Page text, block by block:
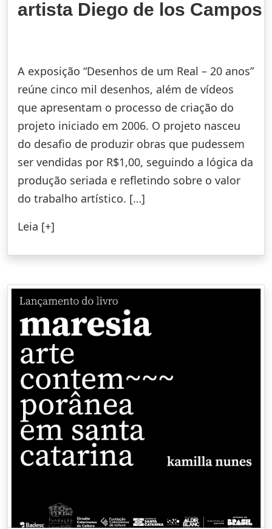
artista Diego de los Campos
A exposição “Desenhos de um Real – 20 anos”
reúne cinco mil desenhos, além de vídeos
que apresentam o processo de criação do
projeto iniciado em 2006. O projeto nasceu
do desafio de produzir obras que pudessem
ser vendidas por R$1,00, seguindo a lógica da
produção seriada e refletindo sobre o valor
do trabalho artístico. […]
Leia [+]